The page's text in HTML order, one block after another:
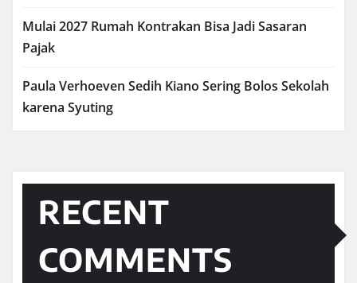
Mulai 2027 Rumah Kontrakan Bisa Jadi Sasaran
Pajak
Paula Verhoeven Sedih Kiano Sering Bolos Sekolah
karena Syuting
RECENT
COMMENTS